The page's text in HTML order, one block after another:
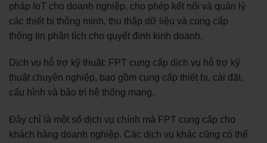
pháp IoT cho doanh nghiệp, cho phép kết nối và quản lý
các thiết bị thông minh, thu thập dữ liệu và cung cấp
thông tin phân tích cho quyết định kinh doanh.
Dịch vụ hỗ trợ kỹ thuật: FPT cung cấp dịch vụ hỗ trợ kỹ
thuật chuyên nghiệp, bao gồm cung cấp thiết bị, cài đặt,
cấu hình và bảo trì hệ thống mạng.
Đây chỉ là một số dịch vụ chính mà FPT cung cấp cho
khách hàng doanh nghiệp. Các dịch vụ khác cũng có thể